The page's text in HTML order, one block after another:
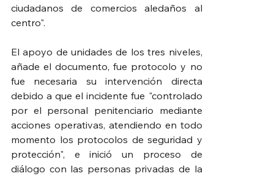
ciudadanos de comercios aledaños al
centro".
El apoyo de unidades de los tres niveles,
añade el documento, fue protocolo y no
fue necesaria su intervención directa
debido a que el incidente fue "controlado
por el personal penitenciario mediante
acciones operativas, atendiendo en todo
momento los protocolos de seguridad y
protección", e inició un proceso de
diálogo con las personas privadas de la